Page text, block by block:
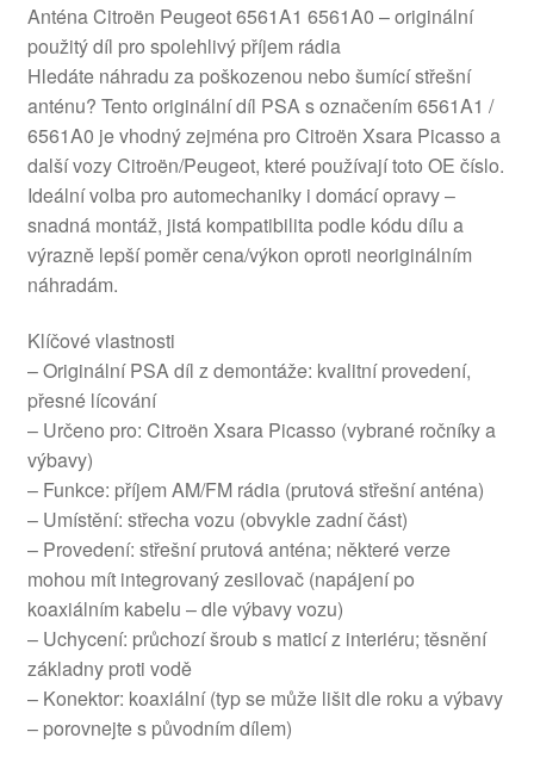
Anténa Citroën Peugeot 6561A1 6561A0 – originální
použitý díl pro spolehlivý příjem rádia
Hledáte náhradu za poškozenou nebo šumící střešní
anténu? Tento originální díl PSA s označením 6561A1 /
6561A0 je vhodný zejména pro Citroën Xsara Picasso a
další vozy Citroën/Peugeot, které používají toto OE číslo.
Ideální volba pro automechaniky i domácí opravy –
snadná montáž, jistá kompatibilita podle kódu dílu a
výrazně lepší poměr cena/výkon oproti neoriginálním
náhradám.
Klíčové vlastnosti
– Originální PSA díl z demontáže: kvalitní provedení,
přesné lícování
– Určeno pro: Citroën Xsara Picasso (vybrané ročníky a
výbavy)
– Funkce: příjem AM/FM rádia (prutová střešní anténa)
– Umístění: střecha vozu (obvykle zadní část)
– Provedení: střešní prutová anténa; některé verze
mohou mít integrovaný zesilovač (napájení po
koaxiálním kabelu – dle výbavy vozu)
– Uchycení: průchozí šroub s maticí z interiéru; těsnění
základny proti vodě
– Konektor: koaxiální (typ se může lišit dle roku a výbavy
– porovnejte s původním dílem)